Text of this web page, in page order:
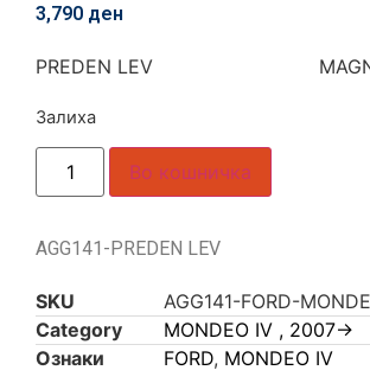
3,790 ден
PREDEN LEV
Залиха
Во кошничка
AGG141-PREDEN LEV
SKU
AGG141-FORD-
Category
MONDEO IV , 2007->
Ознаки
FORD, MONDEO IV